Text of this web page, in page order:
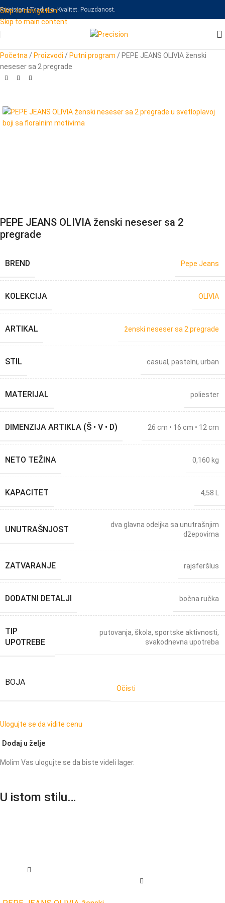
Skip to navigation
Skip to main content
Precision | Tradicija. Kvalitet. Pouzdanost.
Početna / Proizvodi / Putni program / PEPE JEANS OLIVIA ženski
neseser sa 2 pregrade
PEPE JEANS OLIVIA ženski neseser sa 2
pregrade
BREND Pepe Jeans
KOLEKCIJA OLIVIA
ARTIKAL ženski neseser sa 2 pregrade
STIL casual , pastelni, urban
MATERIJAL poliester
DIMENZIJA ARTIKLA (Š • V • D) 26 cm • 16 cm • 12 cm
NETO TEŽINA 0,160 kg
KAPACITET 4,58 L
UNUTRAŠNJOST
dva glavna odeljka sa unutrašnjim
džepovima
ZATVARANJE rajsferšlus
DODATNI DETALJI bočna ručka
TIP
UPOTREBE
putovanja, škola, sportske aktivnosti,
svakodnevna upotreba
BOJA
Očisti
Ulogujte se da vidite cenu
Dodaj u želje
Molim Vas ulogujte se da biste videli lager.
U istom stilu…